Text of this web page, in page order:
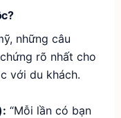
những câu
rõ nhất cho
với du khách.
“Mỗi lần có bạn